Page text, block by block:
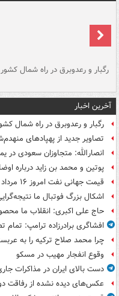
رگبار و رعدوبرق در راه شمال کشور
آخرین اخبار
رگبار و رعدوبرق در راه شمال
تصاویر جدید از پهپادهای
انصارالله: متجاوزان سعودی در
پوتین و محمد بن زاید درباره
قیمت جهانی نفت امروز ۱۶ مرداد
اشکال بزرگ فوتبال ما
حاج علی اکبری: انقلاب ما
افشاگری برادرزاده ترامپ:
چرا محمد صلاح ترکیه را به
وقوع انفجار مهیب در مسکو
دست بالای ایران در مذاکرات
عکس‌های دیده نشده از رفاقت